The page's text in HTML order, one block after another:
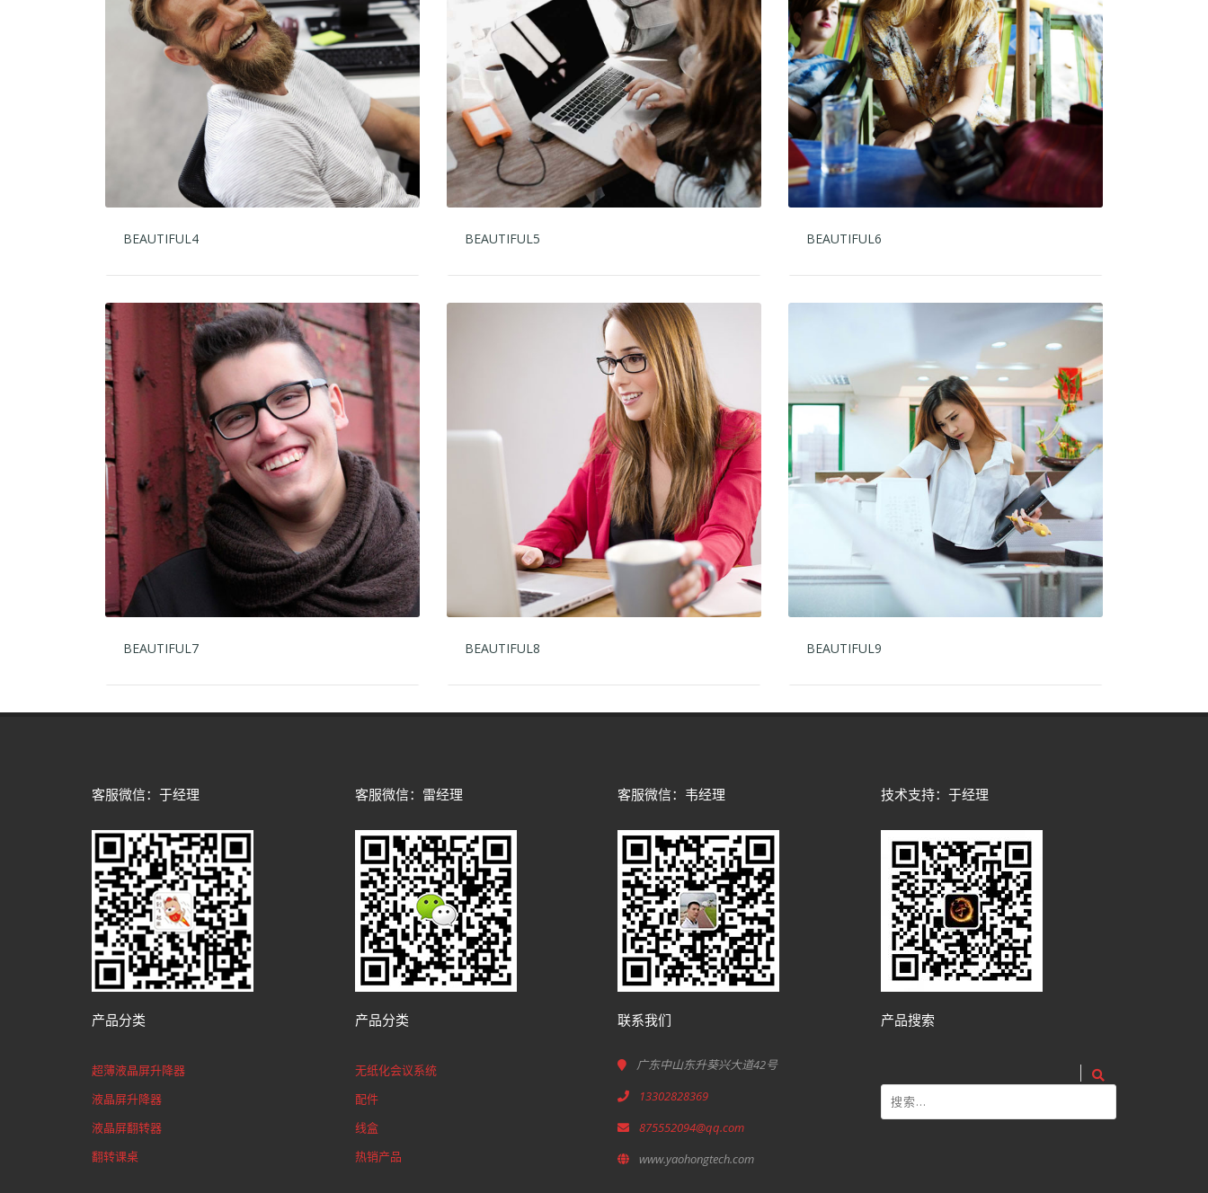
BEAUTIFUL4 BEAUTIFUL5 BEAUTIFUL6
BEAUTIFUL7 BEAUTIFUL8 BEAUTIFUL9
客服微信：于经理 客服微信：雷经理 客服微信：韦经理 技术支持：于经理
产品分类
超薄液晶屏升降器
液晶屏升降器
液晶屏翻转器
翻转课桌
产品分类
无纸化会议系统
配件
线盒
热销产品
联系我们
广东中山东升葵兴大道42号
13302828369
875552094@qq.com
www.yaohongtech.com
产品搜索